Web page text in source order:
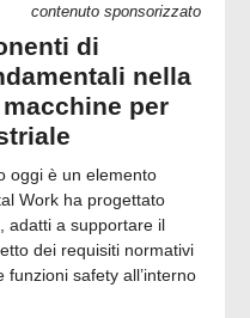
contenuto sponsorizzato
di
nella
per
oggi è un elemento
Work ha progettato
adatti a supportare il
dei requisiti normativi
funzioni safety all’interno